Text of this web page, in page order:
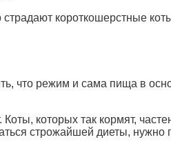
короткошерстные
что режим и сама пища в
которых так кормят,
строжайшей диеты, нужно